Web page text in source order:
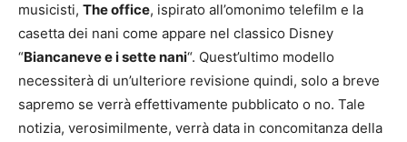
musicisti, The office, ispirato all’omonimo telefilm e la
casetta dei nani come appare nel classico Disney
“Biancaneve e i sette nani“. Quest’ultimo modello
necessiterà di un’ulteriore revisione quindi, solo a breve
sapremo se verrà effettivamente pubblicato o no. Tale
notizia, verosimilmente, verrà data in concomitanza della